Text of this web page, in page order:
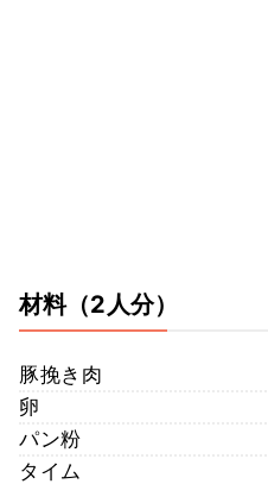
材料（2人分）
豚挽き肉
卵
パン粉
タイム